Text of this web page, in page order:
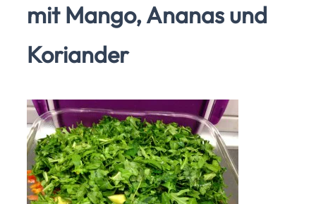
mit Mango, Ananas und
Koriander